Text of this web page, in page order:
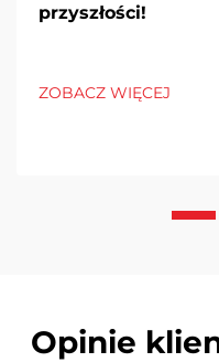
przyszłości!
ZOBACZ WIĘCEJ
Opinie